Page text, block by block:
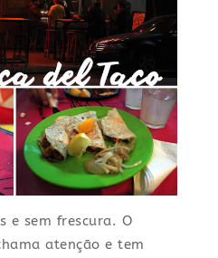
e sem frescura. O
atenção e tem